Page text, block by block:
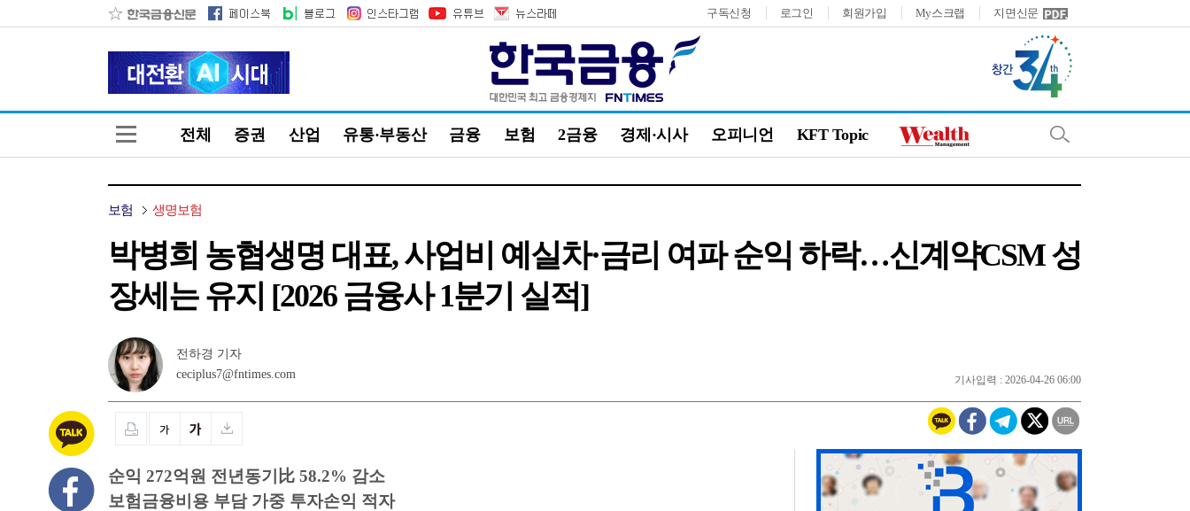
구독신청 로그인 회원가입 My스크랩 지면신문
전체 증권 산업 유통·부동산 금융 보험 2금융 경제·시사 오피니언 KFT Topic
보험 생명보험
박병희 농협생명 대표, 사업비 예실차·금리 여파 순익 하락…신계약CSM 성
장세는 유지 [2026 금융사 1분기 실적]
전하경 기자
ceciplus7@fntimes.com
기사입력 : 2026-04-26 06:00
순익 272억원 전년동기比 58.2% 감소
보험금융비용 부담 가중 투자손익 적자